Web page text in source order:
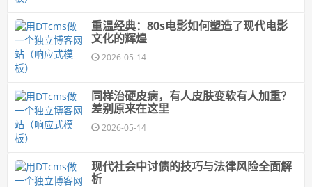
重温经典：80s电影如何塑造了现代电影
文化的辉煌
2026-05-14
同样治硬皮病，有人皮肤变软有人加重？
差别原来在这里
2026-05-14
现代社会中讨债的技巧与法律风险全面解
析